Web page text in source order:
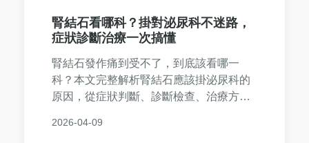
腎結石看哪科？掛對泌尿科不迷路，
症狀診斷治療一次搞懂
腎結石發作痛到受不了，到底該看哪一
科？本文完整解析腎結石應該掛泌尿科的
原因，從症狀判斷、診斷檢查、治療方式
找到正確科別，避免延誤治療，並分享常
2026-04-09